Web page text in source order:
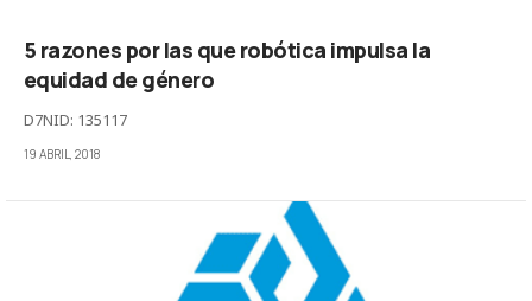
5 razones por las que robótica impulsa la
equidad de género
D7NID: 135117
19 ABRIL, 2018